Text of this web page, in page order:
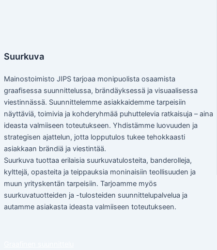
Suurkuva
Mainostoimisto JIPS tarjoaa monipuolista osaamista
graafisessa suunnittelussa, brändäyksessä ja visuaalisessa
viestinnässä. Suunnittelemme asiakkaidemme tarpeisiin
näyttäviä, toimivia ja kohderyhmää puhuttelevia ratkaisuja – aina
ideasta valmiiseen toteutukseen. Yhdistämme luovuuden ja
strategisen ajattelun, jotta lopputulos tukee tehokkaasti
asiakkaan brändiä ja viestintää.
Suurkuva tuottaa erilaisia suurkuvatulosteita, banderolleja,
kylttejä, opasteita ja teippauksia moninaisiin teollisuuden ja
muun yrityskentän tarpeisiin. Tarjoamme myös
suurkuvatuotteiden ja -tulosteiden suunnittelupalvelua ja
autamme asiakasta ideasta valmiiseen toteutukseen.